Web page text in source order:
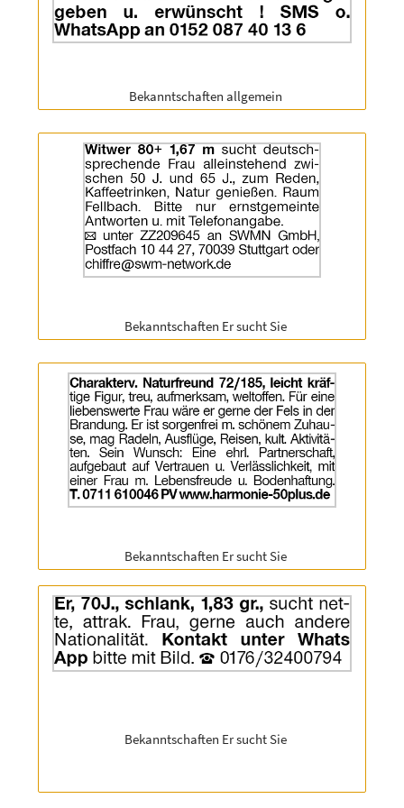
Rubrik:
Bekanntschaften allgemein
Anzeige
ID:
2063166
|
Info:
Rubrik:
Bekanntschaften Er sucht Sie
Anzeige
ID:
2063586
|
Info:
Rubrik:
Bekanntschaften Er sucht Sie
Anzeige
ID:
2062220
|
Rubrik:
Bekanntschaften Er sucht Sie